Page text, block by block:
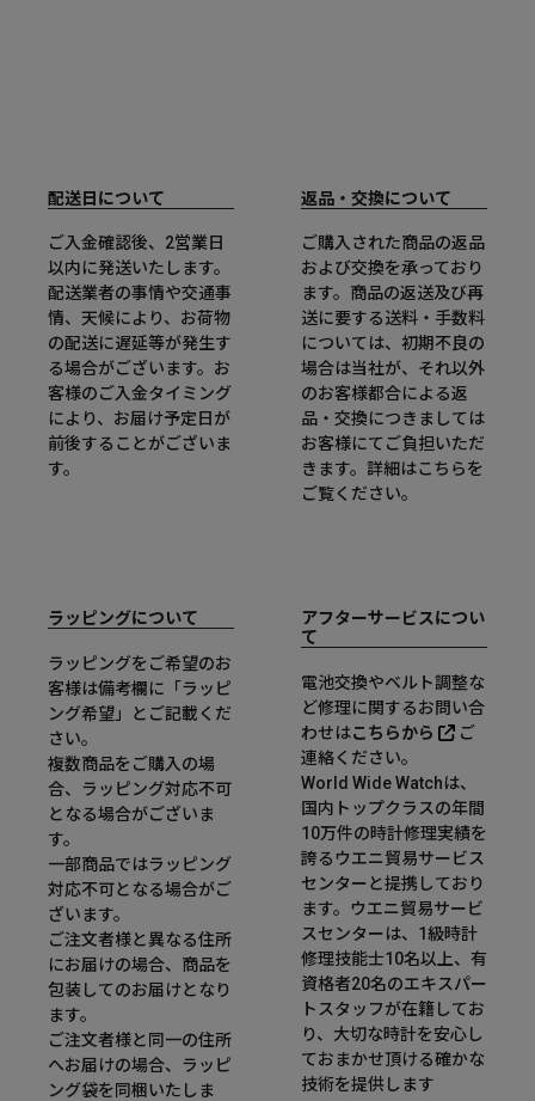
配送日について
ご入金確認後、2営業日
以内に発送いたします。
配送業者の事情や交通事
情、天候により、お荷物
の配送に遅延等が発生す
る場合がございます。お
客様のご入金タイミング
により、お届け予定日が
前後することがございま
す。
返品・交換について
ご購入された商品の返品
および交換を承っており
ます。商品の返送及び再
送に要する送料・手数料
については、初期不良の
場合は当社が、それ以外
のお客様都合による返
品・交換につきましては
お客様にてご負担いただ
きます。詳細はこちらを
ご覧ください。
ラッピングについて
ラッピングをご希望のお
客様は備考欄に「ラッピ
ング希望」とご記載くだ
さい。
複数商品をご購入の場
合、ラッピング対応不可
となる場合がございま
す。
一部商品ではラッピング
対応不可となる場合がご
ざいます。
ご注文者様と異なる住所
にお届けの場合、商品を
包装してのお届けとなり
ます。
ご注文者様と同一の住所
へお届けの場合、ラッピ
ング袋を同梱いたしま
アフターサービスについ
て
電池交換やベルト調整な
ど修理に関するお問い合
わせはこちらから
ご
連絡ください。
World Wide Watchは、
国内トップクラスの年間
10万件の時計修理実績を
誇るウエニ貿易サービス
センターと提携しており
ます。ウエニ貿易サービ
スセンターは、1級時計
修理技能士10名以上、有
資格者20名のエキスパー
トスタッフが在籍してお
り、大切な時計を安心し
ておまかせ頂ける確かな
技術を提供します